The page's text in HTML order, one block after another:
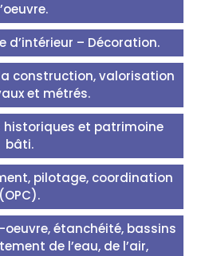
d’intérieur – Décoration.
construction, valorisation
et métrés.
historiques et patrimoine
bâti.
pilotage, coordination
(OPC).
oeuvre, étanchéité, bassins
de l’eau, de l’air,